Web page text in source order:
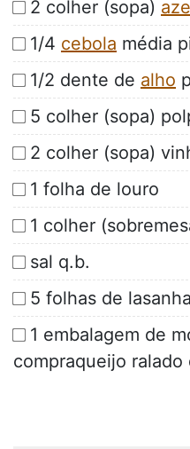
2 colher (sopa)
1/4 cebola média
1/2 dente de alho
5 colher (sopa)
2 colher (sopa)
1 folha de louro
1 colher
sal q.b.
5 folhas de lasanha
1 embalagem de
compraqueijo ralado